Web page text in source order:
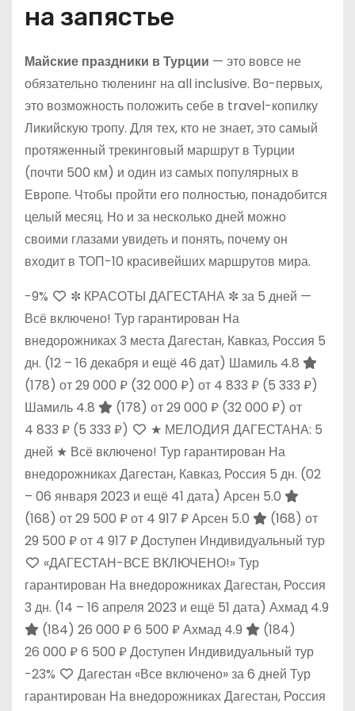
на запястье
Майские праздники в Турции — это вовсе не
обязательно тюленинг на all inclusive. Во-первых,
это возможность положить себе в travel-копилку
Ликийскую тропу. Для тех, кто не знает, это самый
протяженный трекинговый маршрут в Турции
(почти 500 км) и один из самых популярных в
Европе. Чтобы пройти его полностью, понадобится
целый месяц. Но и за несколько дней можно
своими глазами увидеть и понять, почему он
входит в ТОП-10 красивейших маршрутов мира.
-9%
✼ КРАСОТЫ ДАГЕСТАНА ✼ за 5 дней —
Всё включено! Тур гарантирован На
внедорожниках 3 места Дагестан, Кавказ, Россия 5
дн. (12 – 16 декабря и ещё 46 дат) Шамиль 4.8
(178) от 29 000 ₽ (32 000 ₽) от 4 833 ₽ (5 333 ₽)
Шамиль 4.8
(178) от 29 000 ₽ (32 000 ₽) от
4 833 ₽ (5 333 ₽)
★ МЕЛОДИЯ ДАГЕСТАНА: 5
дней ★ Всё включено! Тур гарантирован На
внедорожниках Дагестан, Кавказ, Россия 5 дн. (02
– 06 января 2023 и ещё 41 дата) Арсен 5.0
(168) от 29 500 ₽от 4 917 ₽Арсен 5.0 (168) от
29 500 ₽от 4 917 ₽Доступен Индивидуальный тур
«ДАГЕСТАН-ВСЕ ВКЛЮЧЕНО!» Тур
гарантирован На внедорожниках Дагестан, Россия
3 дн. (14 – 16 апреля 2023 и ещё 51 дата) Ахмад 4.9
(184) 26 000 ₽6 500 ₽Ахмад 4.9
(184)
26 000 ₽6 500 ₽Доступен Индивидуальный тур
-23%
Дагестан «Все включено» за 6 дней Тур
гарантирован На внедорожниках Дагестан, Россия